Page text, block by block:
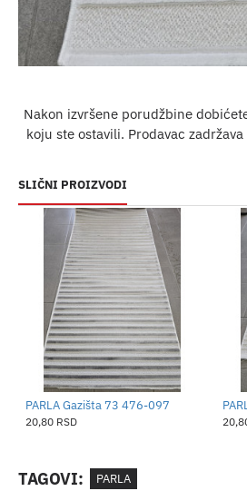
SLIČNI PROIZVODI
PARLA Gazišta 73 476-097
20,80 RSD
Nakon izvršene porudžbine
koju ste ostavili. Prodavac
TAGOVI: PARLA